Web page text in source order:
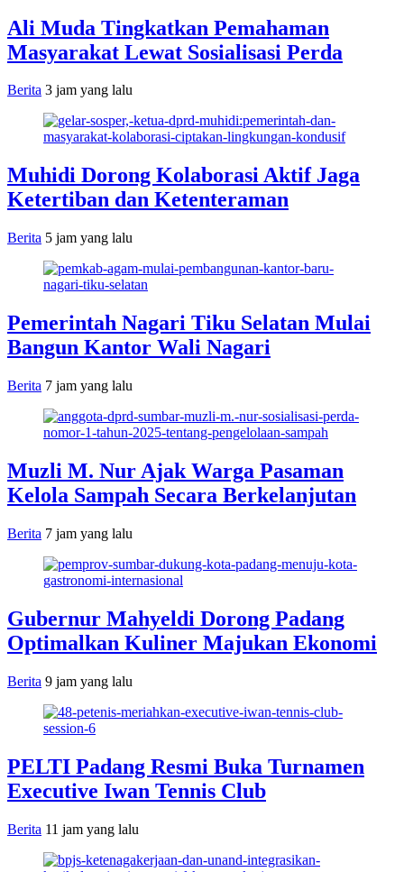
Ali Muda Tingkatkan Pemahaman
Masyarakat Lewat Sosialisasi Perda
Berita 3 jam yang lalu
Muhidi Dorong Kolaborasi Aktif Jaga
Ketertiban dan Ketenteraman
Berita 5 jam yang lalu
Pemerintah Nagari Tiku Selatan Mulai
Bangun Kantor Wali Nagari
Berita 7 jam yang lalu
Muzli M. Nur Ajak Warga Pasaman
Kelola Sampah Secara Berkelanjutan
Berita 7 jam yang lalu
Gubernur Mahyeldi Dorong Padang
Optimalkan Kuliner Majukan Ekonomi
Berita 9 jam yang lalu
PELTI Padang Resmi Buka Turnamen
Executive Iwan Tennis Club
Berita 11 jam yang lalu